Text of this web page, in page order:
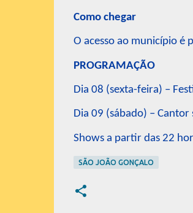
Como chegar
O acesso ao município é
PROGRAMAÇÃO
Dia 08 (sexta-feira) –
Dia 09 (sábado) –
Shows a partir das 22
SÃO JOÃO GONÇALO